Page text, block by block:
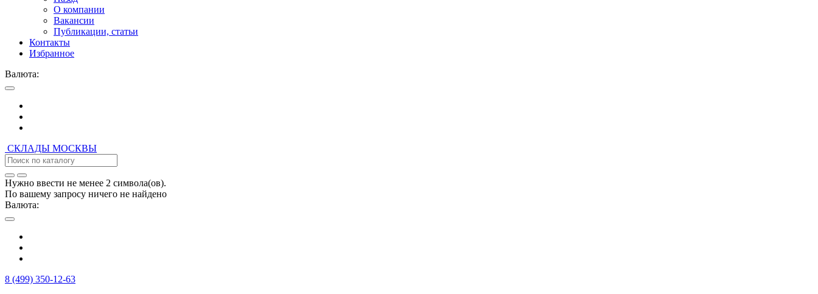
О компании
Вакансии
Публикации, статьи
Контакты
Избранное
Валюта:
СКЛАДЫ МОСКВЫ
Нужно ввести не менее 2 символа(ов).
По вашему запросу ничего не найдено
Валюта:
8 (499) 350-12-63